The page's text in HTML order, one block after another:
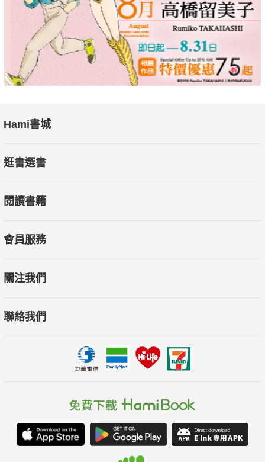
Hami書城
逛書選書
閱讀書籍
會員服務
關注我們
聯絡我們